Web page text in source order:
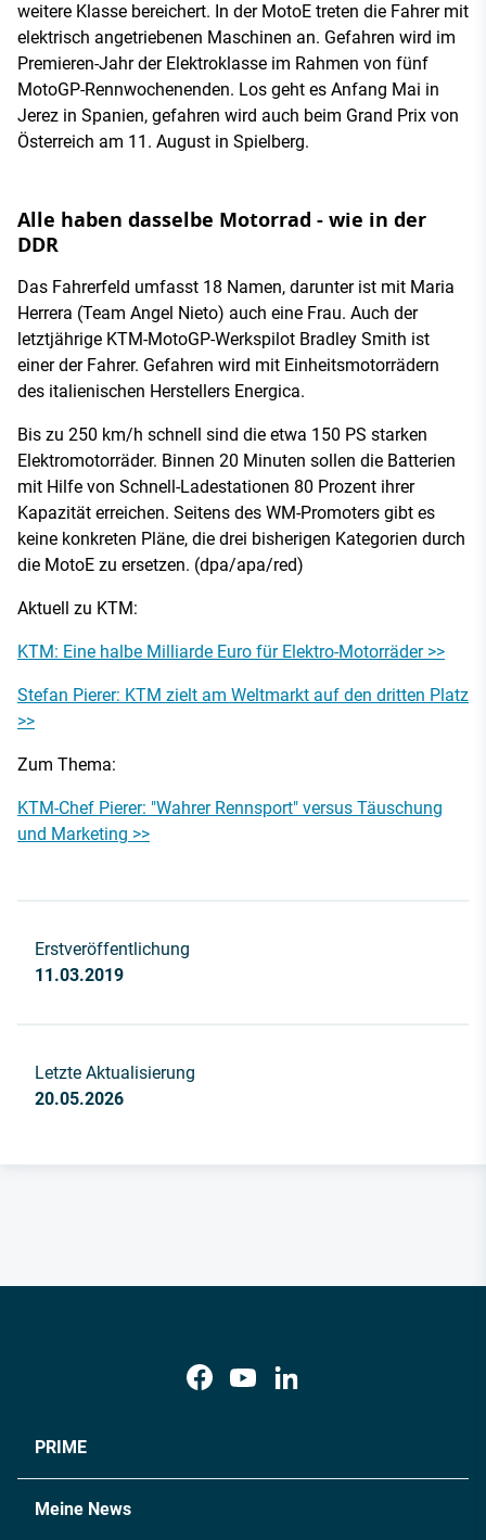
weitere Klasse bereichert. In der MotoE treten die Fahrer mit
elektrisch angetriebenen Maschinen an. Gefahren wird im
Premieren-Jahr der Elektroklasse im Rahmen von fünf
MotoGP-Rennwochenenden. Los geht es Anfang Mai in
Jerez in Spanien, gefahren wird auch beim Grand Prix von
Österreich am 11. August in Spielberg.
Alle haben dasselbe Motorrad - wie in der
DDR
Das Fahrerfeld umfasst 18 Namen, darunter ist mit Maria
Herrera (Team Angel Nieto) auch eine Frau. Auch der
letztjährige KTM-MotoGP-Werkspilot Bradley Smith ist
einer der Fahrer. Gefahren wird mit Einheitsmotorrädern
des italienischen Herstellers Energica.
Bis zu 250 km/h schnell sind die etwa 150 PS starken
Elektromotorräder. Binnen 20 Minuten sollen die Batterien
mit Hilfe von Schnell-Ladestationen 80 Prozent ihrer
Kapazität erreichen. Seitens des WM-Promoters gibt es
keine konkreten Pläne, die drei bisherigen Kategorien durch
die MotoE zu ersetzen. (dpa/apa/red)
Aktuell zu KTM:
KTM: Eine halbe Milliarde Euro für Elektro-Motorräder >>
Stefan Pierer: KTM zielt am Weltmarkt auf den dritten Platz
>>
Zum Thema:
KTM-Chef Pierer: "Wahrer Rennsport" versus Täuschung
und Marketing >>
Erstveröffentlichung
11.03.2019
Letzte Aktualisierung
20.05.2026
PRIME
Meine News